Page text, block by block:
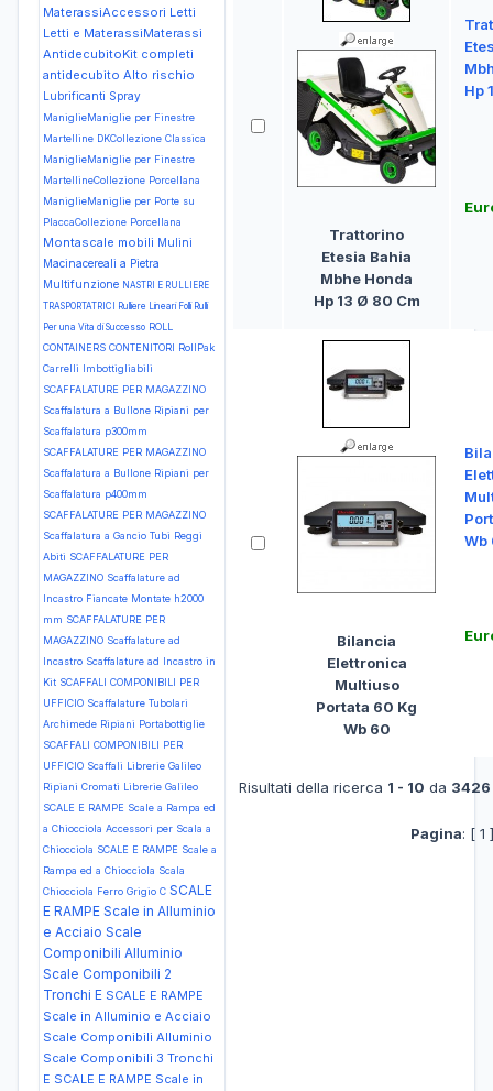
MaterassiAccessori Letti
Letti e MaterassiMaterassi
AntidecubitoKit completi
antidecubito Alto rischio
Lubrificanti Spray
ManiglieManiglie per Finestre
Martelline DKCollezione Classica
ManiglieManiglie per Finestre
MartellineCollezione Porcellana
ManiglieManiglie per Porte su
PlaccaCollezione Porcellana
Montascale mobili Mulini
Macinacereali a Pietra
Multifunzione NASTRI E RULLIERE
TRASPORTATRICI Rulliere Lineari Folli Rulli
Per una Vita di Successo ROLL
CONTAINERS CONTENITORI RollPak
Carrelli Imbottigliabili
SCAFFALATURE PER MAGAZZINO
Scaffalatura a Bullone Ripiani per
Scaffalatura p300mm
SCAFFALATURE PER MAGAZZINO
Scaffalatura a Bullone Ripiani per
Scaffalatura p400mm
SCAFFALATURE PER MAGAZZINO
Scaffalatura a Gancio Tubi Reggi
Abiti SCAFFALATURE PER
MAGAZZINO Scaffalature ad
Incastro Fiancate Montate h2000
mm SCAFFALATURE PER
MAGAZZINO Scaffalature ad
Incastro Scaffalature ad Incastro in
Kit SCAFFALI COMPONIBILI PER
UFFICIO Scaffalature Tubolari
Archimede Ripiani Portabottiglie
SCAFFALI COMPONIBILI PER
UFFICIO Scaffali Librerie Galileo
Ripiani Cromati Librerie Galileo
SCALE E RAMPE Scale a Rampa ed
a Chiocciola Accessori per Scala a
Chiocciola SCALE E RAMPE Scale a
Rampa ed a Chiocciola Scala
Chiocciola Ferro Grigio C SCALE
E RAMPE Scale in Alluminio
e Acciaio Scale
Componibili Alluminio
Scale Componibili 2
Tronchi E SCALE E RAMPE
Scale in Alluminio e Acciaio
Scale Componibili Alluminio
Scale Componibili 3 Tronchi
E SCALE E RAMPE Scale in
Trattorino
Etesia Bahia
Mbhe Honda
Hp 13 Ø 80 Cm
Hp
Bilancia
Elettronica
Multiuso
Portata 60 Kg
Wb 60
Wb
Risultati della ricerca 1 - 10 da 3426
Pagina: [ 1